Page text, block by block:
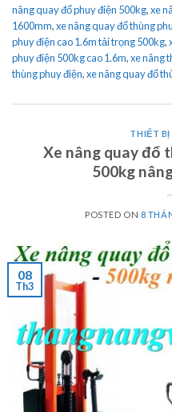
nâng quay đổ phuy điện 500kg,xe
1600mm,xe nâng quay đổ thùng
phuy điện cao 1.6m tải trọng 500kg,
phuy điện 500kg cao 1.6m,xe nâng
thùng phuy điện,xe nâng quay đổ
THIẾT BỊ
Xe nâng quay đổ
500kg
POSTED ON 8
08
Th3